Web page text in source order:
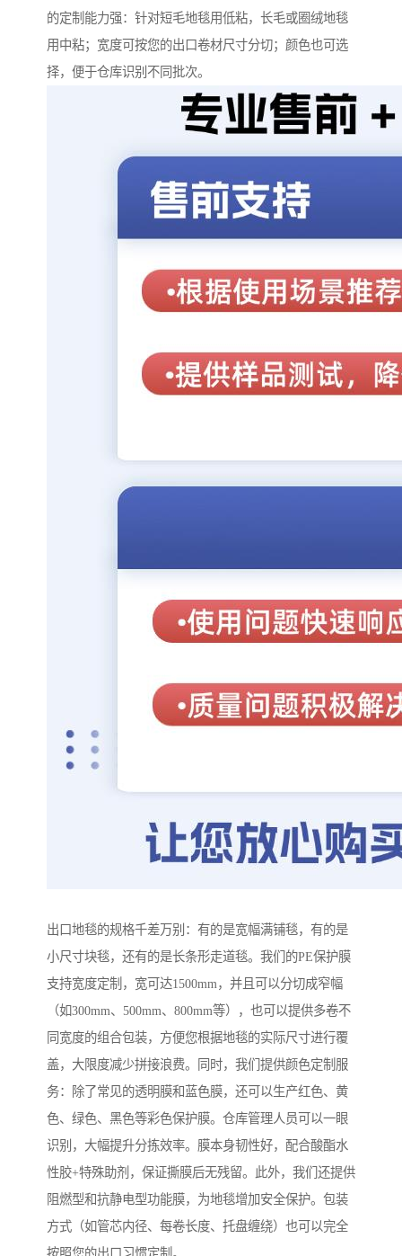
的定制能力强：针对短毛地毯用低粘，长毛或圈绒地毯
用中粘；宽度可按您的出口卷材尺寸分切；颜色也可选
择，便于仓库识别不同批次。
出口地毯的规格千差万别：有的是宽幅满铺毯，有的是
小尺寸块毯，还有的是长条形走道毯。我们的PE保护膜
支持宽度定制，宽可达1500mm，并且可以分切成窄幅
（如300mm、500mm、800mm等），也可以提供多卷不
同宽度的组合包装，方便您根据地毯的实际尺寸进行覆
盖，大限度减少拼接浪费。同时，我们提供颜色定制服
务：除了常见的透明膜和蓝色膜，还可以生产红色、黄
色、绿色、黑色等彩色保护膜。仓库管理人员可以一眼
识别，大幅提升分拣效率。膜本身韧性好，配合酸酯水
性胶+特殊助剂，保证撕膜后无残留。此外，我们还提供
阻燃型和抗静电型功能膜，为地毯增加安全保护。包装
方式（如管芯内径、每卷长度、托盘缠绕）也可以完全